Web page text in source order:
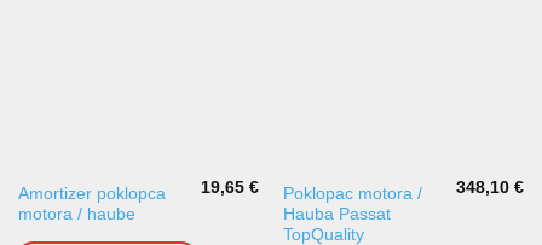
Amortizer poklopca
motora / haube
19,65€
Poklopac motora /
Hauba Passat
TopQuality
348,10€